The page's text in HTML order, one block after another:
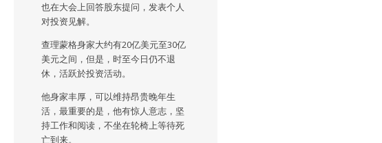
也在大会上回答股东提问，发表个人
对投资见解。
查理蒙格身家大约有20亿美元至30亿
美元之间，但是，时至今日仍不退
休，活跃於投资活动。
他身家丰厚，可以维持昂贵晚年生
活，最重要的是，他有惊人意志，坚
持工作和阅读，不坐在轮椅上等待死
亡到来。